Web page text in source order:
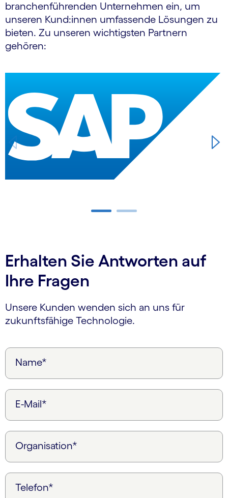
branchen­führenden Unternehmen ein, um
unseren Kund:innen umfassende Lösungen zu
bieten. Zu unseren wichtigsten Partnern
gehören:
Erhalten Sie Antworten auf
Ihre Fragen
Unsere Kunden wenden sich an uns für
zukunftsfähige Technologie.
Name*
E-Mail*
Organisation*
Telefon*